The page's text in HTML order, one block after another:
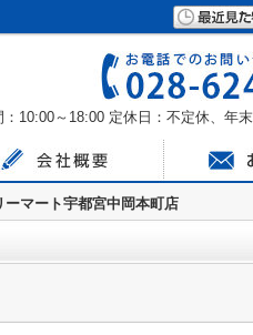
：10:00～18:00 定休日：不定休、年
ーマート宇都宮中岡本町店